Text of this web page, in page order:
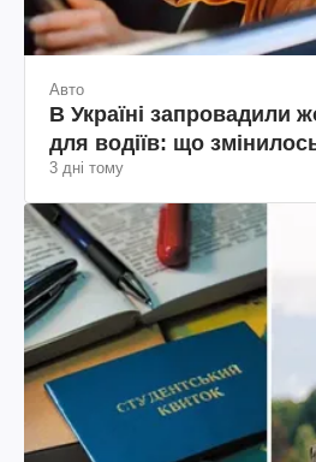
Авто
В Україні запровадили
для водіїв: що
3 дні тому